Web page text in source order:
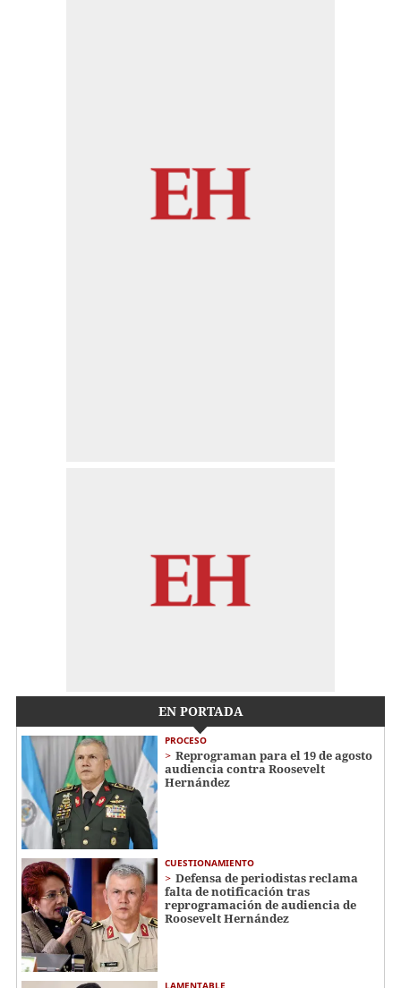
EN PORTADA
PROCESO
Reprograman para el 19 de agosto
audiencia contra Roosevelt
Hernández
CUESTIONAMIENTO
Defensa de periodistas reclama
falta de notificación tras
reprogramación de audiencia de
Roosevelt Hernández
LAMENTABLE